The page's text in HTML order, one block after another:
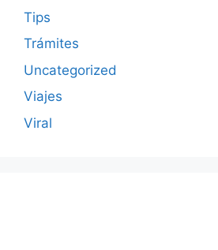
Tips
Trámites
Uncategorized
Viajes
Viral